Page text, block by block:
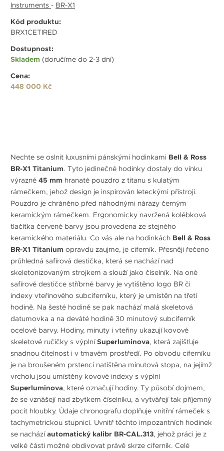
Instruments - BR-X1
Kód produktu:
BRX1CETIRED
Dostupnost:
Skladem (doručíme do 2-3 dní)
Cena:
448 000 Kč
Nechte se oslnit luxusními pánskými hodinkami Bell & Ross
BR-X1 Titanium. Tyto jedinečné hodinky dostaly do vínku
výrazné 45 mm hranaté pouzdro z titanu s kulatým
rámečkem, jehož design je inspirován leteckými přístroji.
Pouzdro je chráněno před náhodnými nárazy černým
keramickým rámečkem. Ergonomicky navržená kolébková
tlačítka červené barvy jsou provedena ze stejného
keramického materiálu. Co vás ale na hodinkách Bell & Ross
BR-X1 Titanium opravdu zaujme, je ciferník. Přesněji řečeno
průhledná safírová destička, která se nachází nad
skeletonizovaným strojkem a slouží jako číselník. Na oné
safírové destičce stříbrné barvy je vytištěno logo BR či
indexy vteřinového subciferníku, který je umístěn na třetí
hodině. Na šesté hodině se pak nachází malá skeletová
datumovka a na deváté hodině 30 minutový subciferník
ocelové barvy. Hodiny, minuty i vteřiny ukazují kovové
skeletové ručičky s výplníSuperluminova, která zajišťuje
snadnou čitelnost i v tmavém prostředí. Po obvodu ciferníku
je na broušeném prstenci natištěna minutová stopa, na jejímž
vrcholu jsou umístěny kovové indexy s výplní
Superluminova, které označují hodiny. Ty působí dojmem,
že se vznášejí nad zbytkem číselníku, a vytvářejí tak příjemný
pocit hloubky. Údaje chronografu doplňuje vnitřní rámeček s
tachymetrickou stupnicí. Uvnitř těchto impozantních hodinek
se nacházíautomatický kalibr BR-CAL.313, jehož práci je z
velké části možné obdivovat právě skrze ciferník. Celé